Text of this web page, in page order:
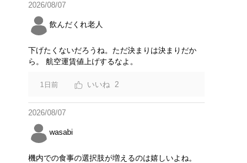
2026/08/07
飲んだくれ老人
下げたくないだろうね。ただ決まりは決まりだか
ら。 航空運賃値上げするなよ。
1日前 2
2026/08/07
wasabi
機内での食事の選択肢が増えるのは嬉しいよね。